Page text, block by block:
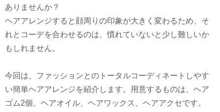
ありませんか？
ヘアアレンジすると顔周りの印象が大きく変わるため、そ
れとコーデを合わせるのは、慣れていないと少し難しいか
もしれません。
今回は、ファッションとのトータルコーディネートしやす
い簡単ヘアアレンジを紹介します。用意するものは、ヘア
ゴム2個、ヘアオイル、ヘアワックス、ヘアアクセです。